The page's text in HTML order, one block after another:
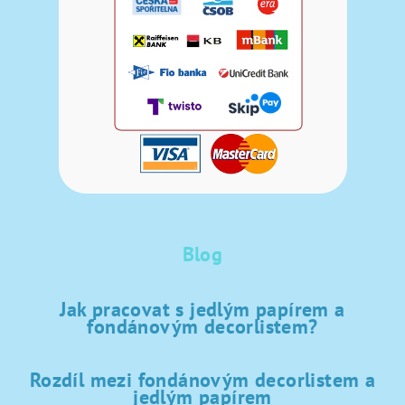
Blog
Jak pracovat s jedlým papírem a
fondánovým decorlistem?
Rozdíl mezi fondánovým decorlistem a
jedlým papírem